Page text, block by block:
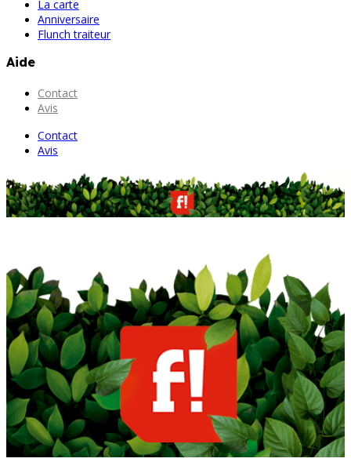
La carte
Anniversaire
Flunch traiteur
Aide
Contact
Avis
Contact
Avis